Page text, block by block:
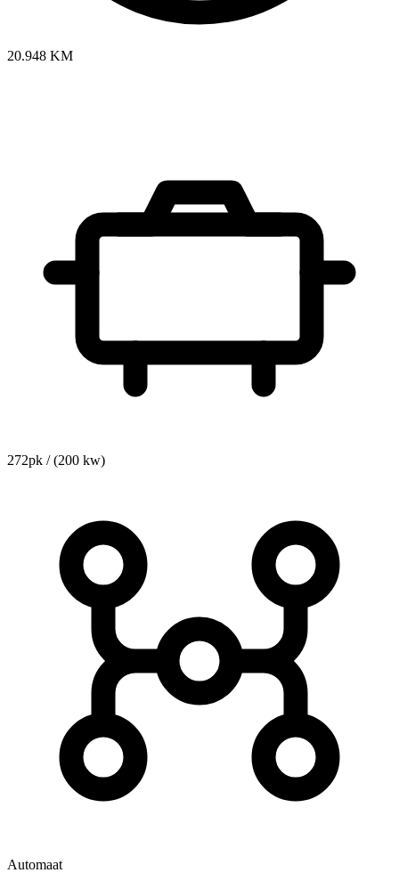
20.948 KM
272pk / (200 kw)
Automaat